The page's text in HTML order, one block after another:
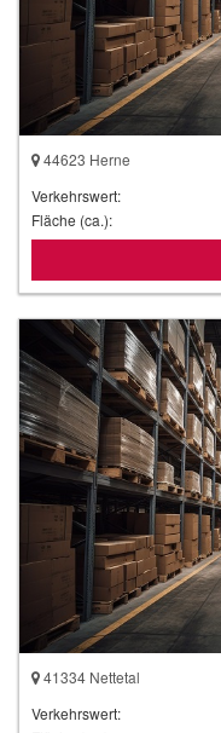
44623 Herne
Verkehrswert:
Fläche (ca.):
41334 Nettetal
Verkehrswert: